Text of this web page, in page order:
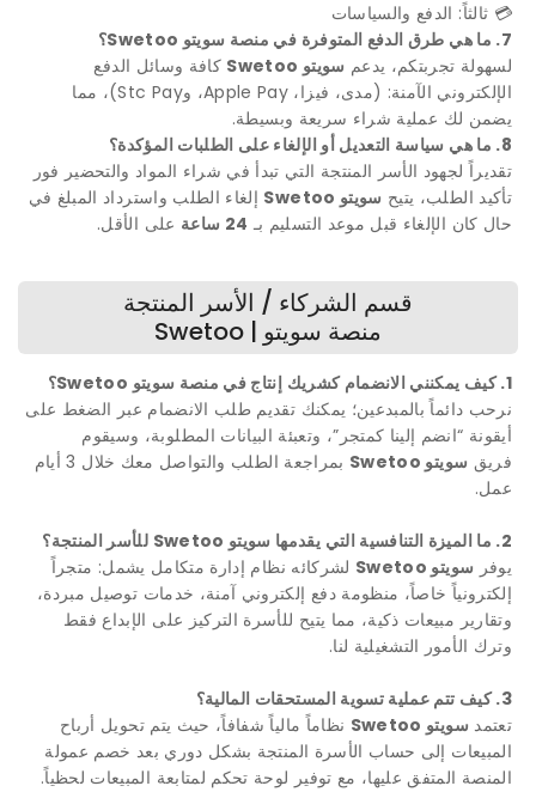
💳 ثالثاً: الدفع والسياسات
7. ما هي طرق الدفع المتوفرة في منصة سويتو Swetoo؟
لسهولة تجربتكم، يدعم سويتو Swetoo
كافة وسائل الدفع
الإلكتروني الآمنة: (مدى، فيزا، Apple Pay، وStc Pay)، مما
يضمن لك عملية شراء سريعة وبسيطة.
8. ما هي سياسة التعديل أو الإلغاء على الطلبات المؤكدة؟
تقديراً لجهود الأسر المنتجة التي تبدأ في شراء المواد والتحضير فور
تأكيد الطلب، يتيح سويتو Swetoo
إلغاء الطلب واسترداد المبلغ في
حال كان الإلغاء قبل موعد التسليم بـ 24 ساعة على الأقل.
قسم الشركاء / الأسر المنتجة
منصة سويتو | Swetoo
1. كيف يمكنني الانضمام كشريك إنتاج في منصة سويتو Swetoo؟
نرحب دائماً بالمبدعين؛ يمكنك تقديم طلب الانضمام عبر الضغط على
أيقونة “انضم إلينا كمتجر”، وتعبئة البيانات المطلوبة، وسيقوم
فريق سويتو Swetoo
بمراجعة الطلب والتواصل معك خلال 3 أيام
عمل.
2. ما الميزة التنافسية التي يقدمها سويتو Swetoo للأسر المنتجة؟
يوفر سويتو Swetoo
لشركائه نظام إدارة متكامل يشمل: متجراً
إلكترونياً خاصاً، منظومة دفع إلكتروني آمنة، خدمات توصيل مبردة،
وتقارير مبيعات ذكية، مما يتيح للأسرة التركيز على الإبداع فقط
وترك الأمور التشغيلية لنا.
3. كيف تتم عملية تسوية المستحقات المالية؟
تعتمد سويتو Swetoo
نظاماً مالياً شفافاً، حيث يتم تحويل أرباح
المبيعات إلى حساب الأسرة المنتجة بشكل دوري بعد خصم عمولة
المنصة المتفق عليها، مع توفير لوحة تحكم لمتابعة المبيعات لحظياً.